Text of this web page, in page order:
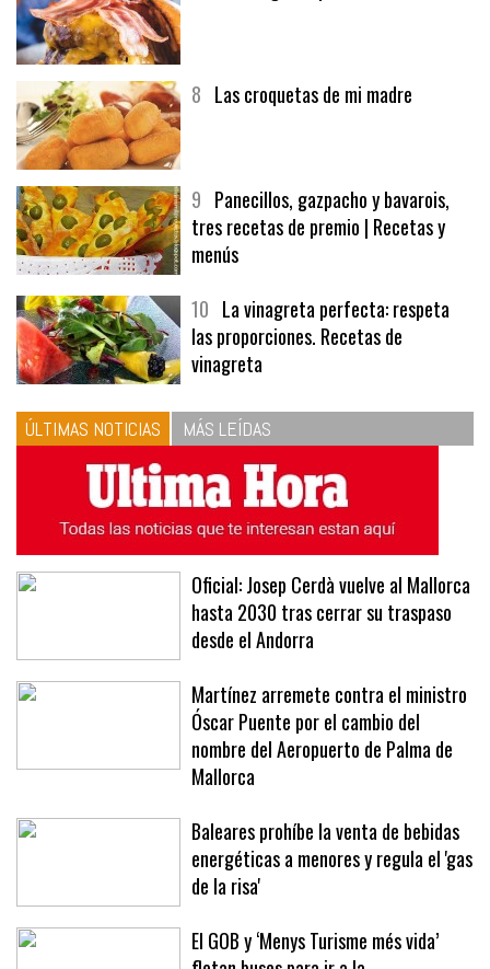
9Panecillos, gazpacho y bavarois,
tres recetas de premio | Recetas y
menús
10La vinagreta perfecta: respeta
las proporciones. Recetas de
vinagreta
ÚLTIMAS NOTICIAS MÁS LEÍDAS
Oficial: Josep Cerdà vuelve al Mallorca
hasta 2030 tras cerrar su traspaso
desde el Andorra
Martínez arremete contra el ministro
Óscar Puente por el cambio del
nombre del Aeropuerto de Palma de
Mallorca
Baleares prohíbe la venta de bebidas
energéticas a menores y regula el 'gas
de la risa'